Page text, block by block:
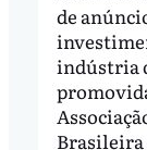
de
indústria
Brasileira